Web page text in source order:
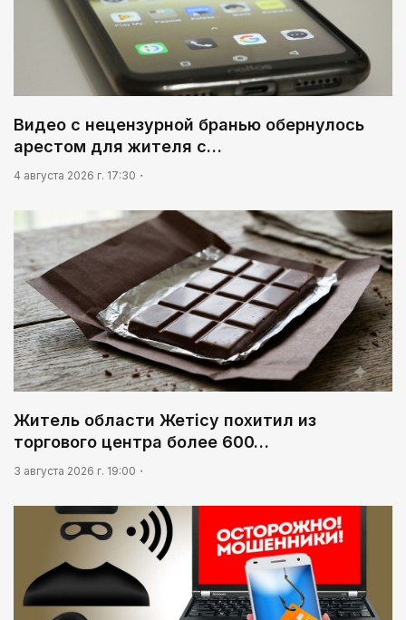
Видео с нецензурной бранью обернулось
арестом для жителя с…
4 августа 2026 г. 17:30
Житель области Жетісу похитил из
торгового центра более 600…
3 августа 2026 г. 19:00